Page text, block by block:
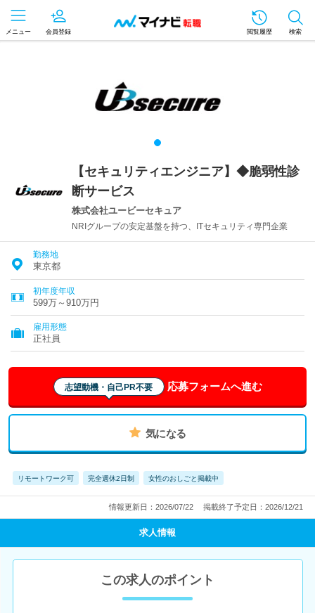
メニュー 会員登録 閲覧履歴 検索
【セキュリティエンジニア】◆脆弱性診
断サービス
株式会社ユービーセキュア
NRIグループの安定基盤を持つ、ITセキュリティ専門企業
勤務地
東京都
初年度年収
599万～910万円
雇用形態
正社員
志望動機・自己PR不要 応募フォームへ進む
気になる
リモートワーク可 完全週休2日制 女性のおしごと掲載中
情報更新日：2026/07/22 掲載終了予定日：2026/12/21
求人情報
この求人のポイント